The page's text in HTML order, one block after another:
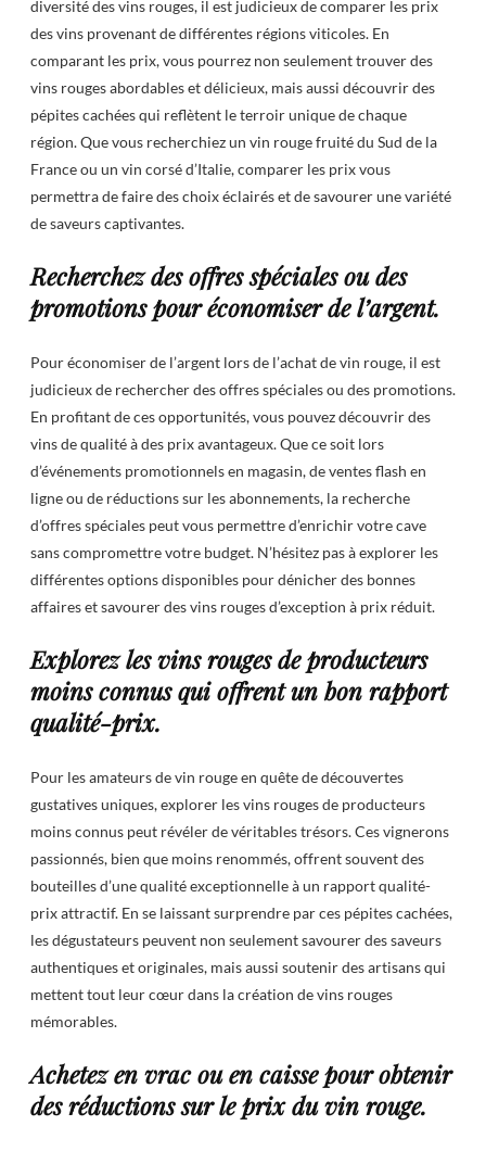
diversité des vins rouges, il est judicieux de comparer les prix
des vins provenant de différentes régions viticoles. En
comparant les prix, vous pourrez non seulement trouver des
vins rouges abordables et délicieux, mais aussi découvrir des
pépites cachées qui reflètent le terroir unique de chaque
région. Que vous recherchiez un vin rouge fruité du Sud de la
France ou un vin corsé d’Italie, comparer les prix vous
permettra de faire des choix éclairés et de savourer une variété
de saveurs captivantes.
Recherchez des offres spéciales ou des
promotions pour économiser de l’argent.
Pour économiser de l’argent lors de l’achat de vin rouge, il est
judicieux de rechercher des offres spéciales ou des promotions.
En profitant de ces opportunités, vous pouvez découvrir des
vins de qualité à des prix avantageux. Que ce soit lors
d’événements promotionnels en magasin, de ventes flash en
ligne ou de réductions sur les abonnements, la recherche
d’offres spéciales peut vous permettre d’enrichir votre cave
sans compromettre votre budget. N’hésitez pas à explorer les
différentes options disponibles pour dénicher des bonnes
affaires et savourer des vins rouges d’exception à prix réduit.
Explorez les vins rouges de producteurs
moins connus qui offrent un bon rapport
qualité-prix.
Pour les amateurs de vin rouge en quête de découvertes
gustatives uniques, explorer les vins rouges de producteurs
moins connus peut révéler de véritables trésors. Ces vignerons
passionnés, bien que moins renommés, offrent souvent des
bouteilles d’une qualité exceptionnelle à un rapport qualité-
prix attractif. En se laissant surprendre par ces pépites cachées,
les dégustateurs peuvent non seulement savourer des saveurs
authentiques et originales, mais aussi soutenir des artisans qui
mettent tout leur cœur dans la création de vins rouges
mémorables.
Achetez en vrac ou en caisse pour obtenir
des réductions sur le prix du vin rouge.